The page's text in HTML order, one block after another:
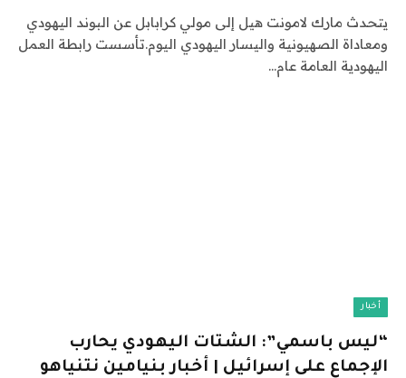
يتحدث مارك لامونت هيل إلى مولي كرابابل عن البوند اليهودي
ومعاداة الصهيونية واليسار اليهودي اليوم.تأسست رابطة العمل
اليهودية العامة عام…
أخبار
“ليس باسمي”: الشتات اليهودي يحارب
الإجماع على إسرائيل | أخبار بنيامين نتنياهو